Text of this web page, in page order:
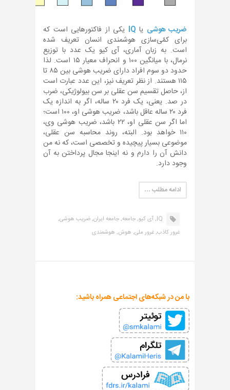
ضریب هوشی یا IQ یکی از فاکتورهایی است که
برای کمّی‌سازی هوشمندی انسان تعریف شده
است. به زبان آماری، آی کیو یک عدد با توزیع
نرمال، با میانگین ۱۰۰ و انحراف معیار ۱۵ است. لذا
حدود دو سوم افراد دارای ضریب هوشی بین ۸۵ تا
۱۱۵ هستند. از نظر تعریف نیز، این عدد عبارت است
از، حاصل تقسیم سن عقلی بر سن بیولوژیکی، ضرب
در صد. یعنی، یک فرد ۲۰ ساله، اگر به اندازه یک
فرد ۲۰ ساله عاقل باشد، ضریب هوشی او، ۱۰۰ است؛
اما اگر سن عقلی او، ۲۲ باشد، ضریب هوشی وی،
۱۱۰ خواهد بود. البته، روند محاسبه سن عقلی،
موضوعی بسیار پیچیده و تخصصی است، که نه من
دانش آن را دارم و نه اینجا مجال پرداختن به آن
وجود دارد.
ادامه مطلب …
IQ, آی کیو,جامعه,جامعه ایران,ضریب هوشی,
غرور کاذب,غرور ملی, هوش, هوشمندی
با من در شبکه‌های اجتماعی همراه باشید: